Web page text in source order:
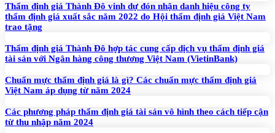
Thẩm định giá Thành Đô vinh dự đón nhận danh hiệu công ty
thẩm định giá xuất sắc năm 2022 do Hội thẩm định giá Việt Nam
trao tặng
Thẩm định giá Thành Đô hợp tác cung cấp dịch vụ thẩm định giá
tài sản với Ngân hàng công thương Việt Nam (VietinBank)
Chuẩn mực thẩm định giá là gì? Các chuẩn mực thẩm định giá
Việt Nam áp dụng từ năm 2024
Các phương pháp thẩm định giá tài sản vô hình theo cách tiếp cận
từ thu nhập năm 2024